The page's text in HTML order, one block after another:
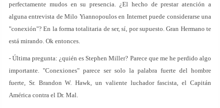
perfectamente mudos en su presencia. ¿El hecho de prestar atención a
alguna entrevista de Milo Yiannopoulos en Internet puede considerarse una
"conexión"? En la forma totalitaria de ser, sí, por supuesto. Gran Hermano te
está mirando. Ok entonces.
- Última pregunta: ¿quién es Stephen Miller? Parece que me he perdido algo
importante. "Conexiones" parece ser solo la palabra fuerte del hombre
fuerte, Sr. Brandon W. Hawk, un valiente luchador fascista, el Capitán
América contra el Dr. Mal.